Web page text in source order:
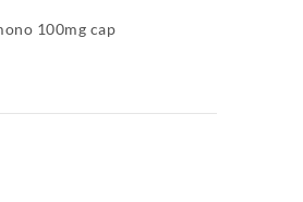
100mg cap